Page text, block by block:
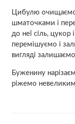
Цибулю
шматочками і
до неї сіль, цукор
перемішуємо і
вигляді
Буженину
ріжемо